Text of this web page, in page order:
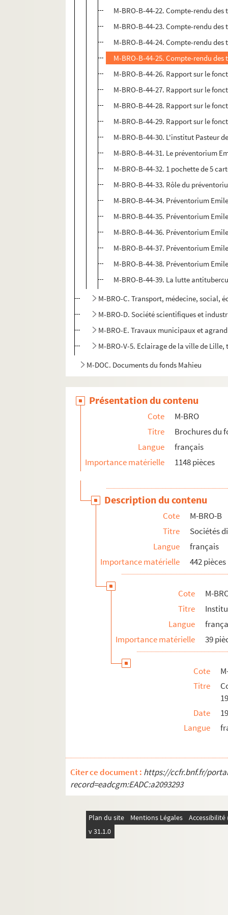
M-BRO-B-44-22. Compte-rendu
M-BRO-B-44-23. Compte-rendu
M-BRO-B-44-24. Compte-rendu
M-BRO-B-44-25. Compte-rendu
M-BRO-B-44-26. Rapport sur le
M-BRO-B-44-27. Rapport sur le
M-BRO-B-44-28. Rapport sur le
M-BRO-B-44-29. Rapport sur le
M-BRO-B-44-30. L'institut Pasteur
M-BRO-B-44-31. Le préventorium
M-BRO-B-44-32. 1 pochette de 5
M-BRO-B-44-33. Rôle du
M-BRO-B-44-34. Préventorium
M-BRO-B-44-35. Préventorium
M-BRO-B-44-36. Préventorium
M-BRO-B-44-37. Préventorium
M-BRO-B-44-38. Préventorium
M-BRO-B-44-39. La lutte
M-BRO-C. Transport, médecine, social,
M-BRO-D. Société scientifiques et
M-BRO-E. Travaux municipaux et
M-BRO-V-5. Eclairage de la ville de
M-DOC. Documents du fonds Mahieu
Présentation du contenu
Cote
M-BRO
Titre
Brochures du
Langue
français
Importance matérielle
1148 pièces
Description du contenu
Cote
M-BRO-B
Titre
Sociétés
Langue
français
Importance matérielle
442 pièces
Cote
M-
Titre
Langue
Importance matérielle
39
Cote
Titre
Date
Langue
Citer ce document : https://ccfr.bnf.fr/
record=eadcgm:EADC:a2093293
Plan du site Mentions Légales
v 31.1.0